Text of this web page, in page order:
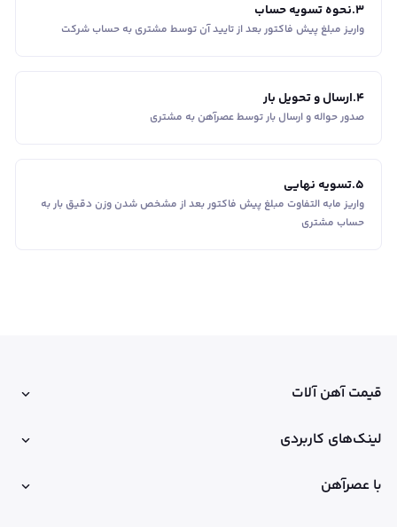
3
.نحوه تسویه حساب
واریز مبلغ پیش فاکتور بعد از تایید آن توسط مشتری به حساب شرکت
4
.ارسال و تحویل بار
صدور حواله و ارسال بار توسط عصرآهن به مشتری
5
.تسویه نهایی
واریز مابه التفاوت مبلغ پیش فاکتور بعد از مشخص شدن وزن دقیق بار به
حساب مشتری
قیمت آهن آلات
لینک‌های کاربردی
با عصرآهن